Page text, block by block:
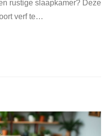
rustige slaapkamer? Deze
verf te…